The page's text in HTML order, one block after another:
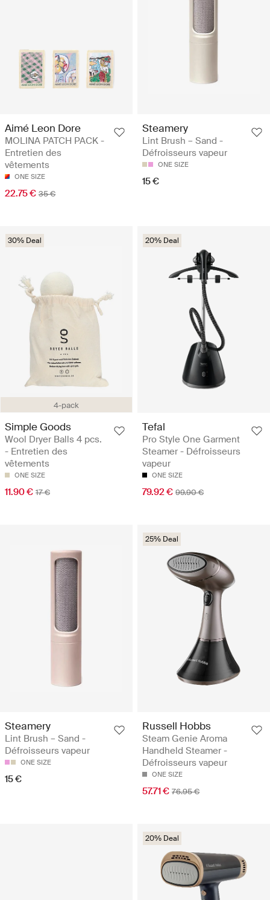
Aimé Leon Dore
MOLINA PATCH PACK -
Entretien des
vêtements
ONE SIZE
22.75 € 35 €
Steamery
Lint Brush – Sand -
Défroisseurs vapeur
ONE SIZE
15 €
4-pack
30% Deal
Simple Goods
Wool Dryer Balls 4 pcs.
- Entretien des
vêtements
ONE SIZE
11.90 € 17 €
20% Deal
Tefal
Pro Style One Garment
Steamer - Défroisseurs
vapeur
ONE SIZE
79.92 € 99.90 €
Steamery
Lint Brush – Sand -
Défroisseurs vapeur
ONE SIZE
15 €
25% Deal
Russell Hobbs
Steam Genie Aroma
Handheld Steamer -
Défroisseurs vapeur
ONE SIZE
57.71 € 76.95 €
20% Deal